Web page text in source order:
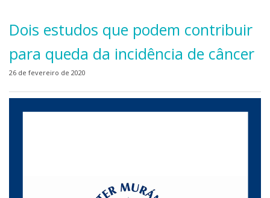
Dois estudos que podem contribuir
para queda da incidência de câncer
26 de fevereiro de 2020